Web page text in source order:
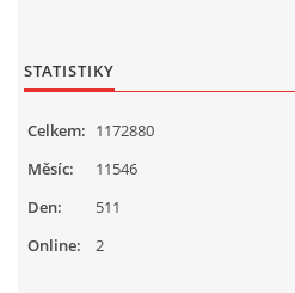
STATISTIKY
Online: 2
Celkem: 1172880
Měsíc:
11546
Den:
511